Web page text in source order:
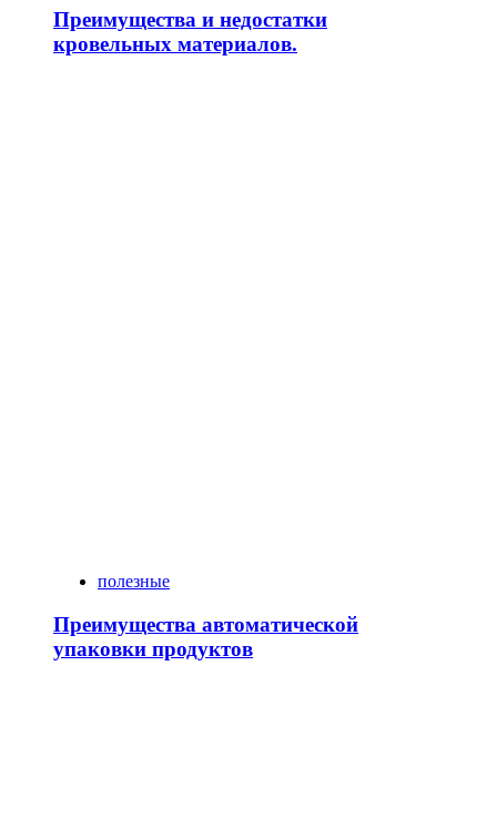
Преимущества и недостатки
кровельных материалов.
полезные
Преимущества автоматической
упаковки продуктов